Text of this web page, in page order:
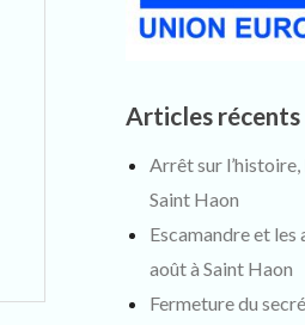
Articles récents
Arrêt sur l’histoire,
Saint Haon
Escamandre et les
août à Saint Haon
Fermeture du